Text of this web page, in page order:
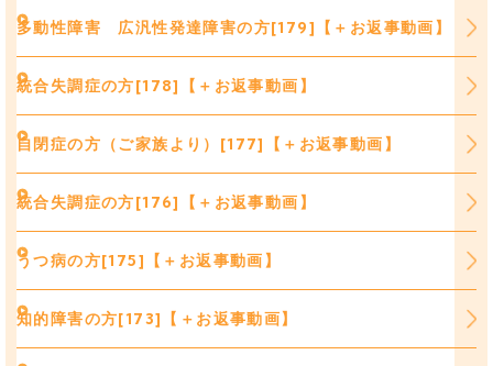
多動性障害 広汎性発達障害の方[179]【＋お返事動画】
統合失調症の方[178]【＋お返事動画】
自閉症の方（ご家族より）[177]【＋お返事動画】
統合失調症の方[176]【＋お返事動画】
うつ病の方[175]【＋お返事動画】
知的障害の方[173]【＋お返事動画】